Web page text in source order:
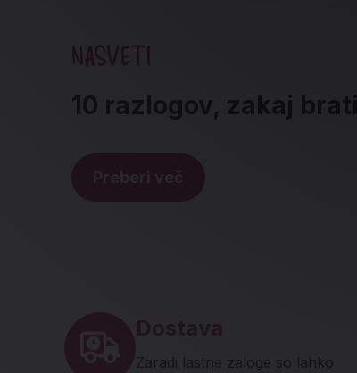
NASVETI
10 razlogov, zakaj brati
Preberi več
Dostava
Zaradi lastne zaloge so lahko